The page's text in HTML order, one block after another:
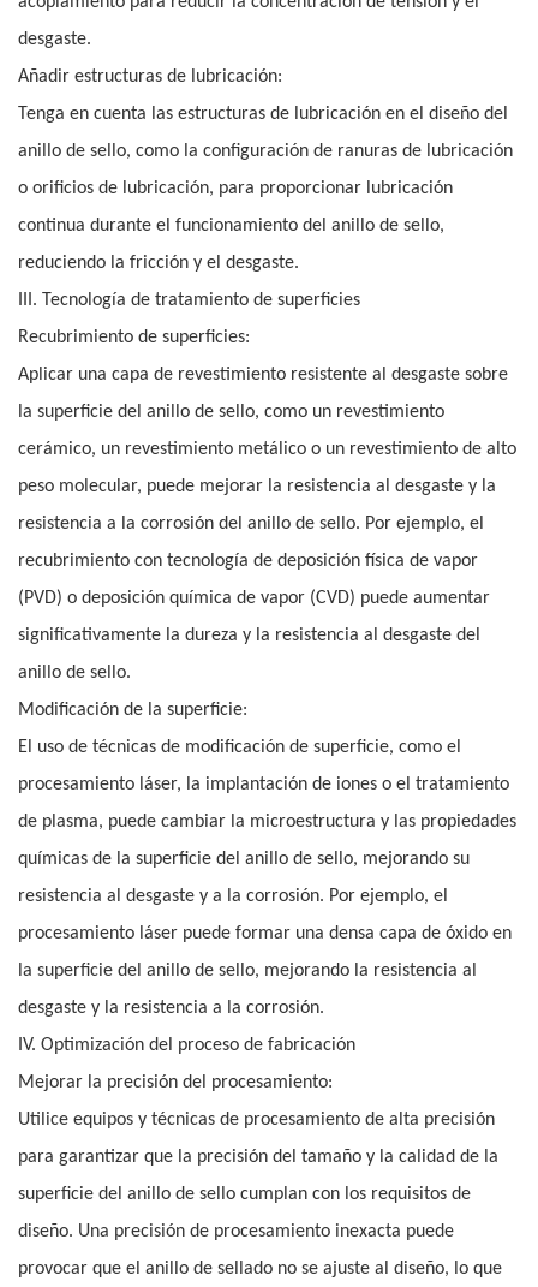
desgaste.
Añadir estructuras de lubricación:
Tenga en cuenta las estructuras de lubricación en el diseño del
anillo de sello, como la configuración de ranuras de lubricación
o orificios de lubricación, para proporcionar lubricación
continua durante el funcionamiento del anillo de sello,
reduciendo la fricción y el desgaste.
III. Tecnología de tratamiento de superficies
Recubrimiento de superficies:
Aplicar una capa de revestimiento resistente al desgaste sobre
la superficie del anillo de sello, como un revestimiento
cerámico, un revestimiento metálico o un revestimiento de alto
peso molecular, puede mejorar la resistencia al desgaste y la
resistencia a la corrosión del anillo de sello. Por ejemplo, el
recubrimiento con tecnología de deposición física de vapor
(PVD) o deposición química de vapor (CVD) puede aumentar
significativamente la dureza y la resistencia al desgaste del
anillo de sello.
Modificación de la superficie:
El uso de técnicas de modificación de superficie, como el
procesamiento láser, la implantación de iones o el tratamiento
de plasma, puede cambiar la microestructura y las propiedades
químicas de la superficie del anillo de sello, mejorando su
resistencia al desgaste y a la corrosión. Por ejemplo, el
procesamiento láser puede formar una densa capa de óxido en
la superficie del anillo de sello, mejorando la resistencia al
desgaste y la resistencia a la corrosión.
IV. Optimización del proceso de fabricación
Mejorar la precisión del procesamiento:
Utilice equipos y técnicas de procesamiento de alta precisión
para garantizar que la precisión del tamaño y la calidad de la
superficie del anillo de sello cumplan con los requisitos de
diseño. Una precisión de procesamiento inexacta puede
provocar que el anillo de sellado no se ajuste al diseño, lo que